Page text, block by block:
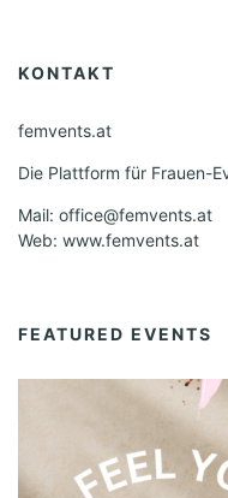
KONTAKT
femvents.at
Die Plattform für Frauen-
Mail: office@femvents.at
Web: www.femvents.at
FEATURED EVENTS